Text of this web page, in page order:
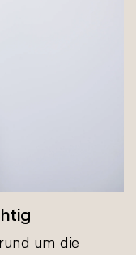
um die